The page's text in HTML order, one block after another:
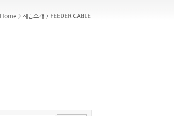
Home > 제품소개 > FEEDER CABLE